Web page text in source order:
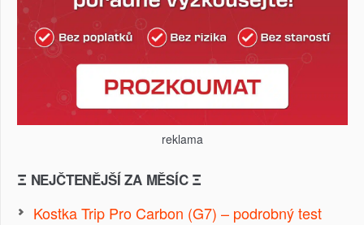
reklama
Ξ NEJČTENĚJŠÍ ZA MĚSÍC Ξ
Kostka Trip Pro Carbon (G7) – podrobný test